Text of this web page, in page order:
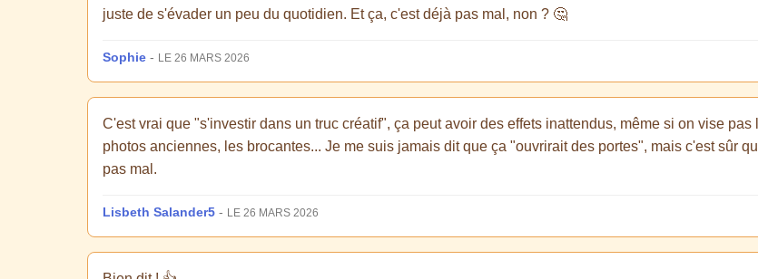
juste de s'évader un peu du quotidien. Et ça, c'est déjà pas mal, non ? 🤔
Sophie - LE 26 MARS 2026
C'est vrai que "s'investir dans un truc créatif", ça peut avoir des effets inattendus, même si on vise
photos anciennes, les brocantes... Je me suis jamais dit que ça "ouvrirait des portes", mais c'est sûr
pas mal.
Lisbeth Salander5 - LE 26 MARS 2026